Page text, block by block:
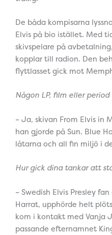
De båda kompisarna
Elvis på bio istället. Med
skivspelare på
kopplar till radion. Den
flyttlasset gick mot
Någon LP, film eller
– Ja, skivan From Elvis in
han gjorde på Sun. Blue
låtarna och all fin miljö i
Hur gick dina tankar att
– Swedish Elvis Presley
Harrat, upphörde helt
kom i kontakt med Vanja
passande efternamnet